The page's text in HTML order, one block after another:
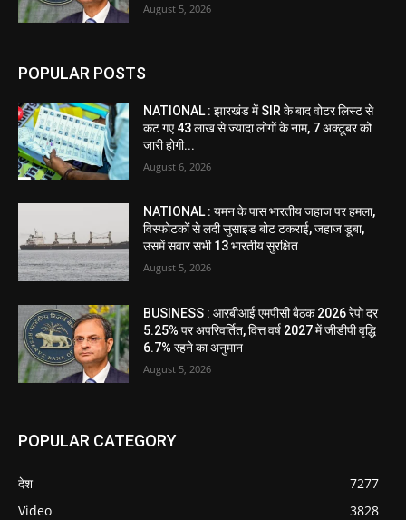
August 5, 2026
POPULAR POSTS
NATIONAL : झारखंड में SIR के बाद वोटर ल‍िस्‍ट से
कट गए 43 लाख से ज्‍यादा लोगों के नाम, 7 अक्‍टूबर को
जारी होगी...
August 6, 2026
NATIONAL : यमन के पास भारतीय जहाज पर हमला,
विस्फोटकों से लदी सुसाइड बोट टकराई, जहाज डूबा,
उसमें सवार सभी 13 भारतीय सुरक्षित
August 5, 2026
BUSINESS : आरबीआई एमपीसी बैठक 2026 रेपो दर
5.25% पर अपरिवर्तित, वित्त वर्ष 2027 में जीडीपी वृद्धि
6.7% रहने का अनुमान
August 5, 2026
POPULAR CATEGORY
देश
7277
Video
3828